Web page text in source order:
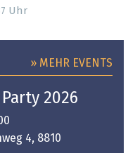
Uhr
» MEHR EVENTS
2026
4, 8810